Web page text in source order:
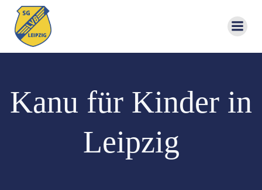
Kanu für Kinder in
Leipzig